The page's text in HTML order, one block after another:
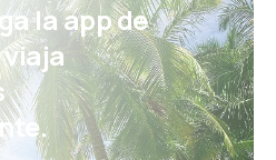
la app de
viaja